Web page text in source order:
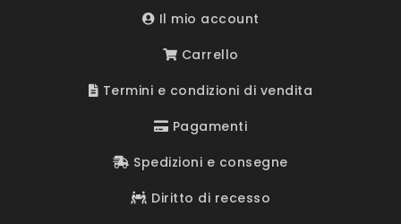
Il mio account
Carrello
Termini e condizioni di vendita
Pagamenti
Spedizioni e consegne
Diritto di recesso